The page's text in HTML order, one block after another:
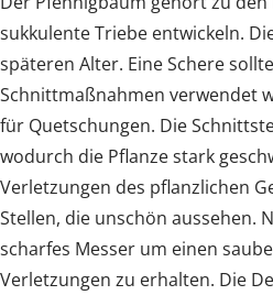
sukkulente Triebe entwickeln.
späteren Alter. Eine Schere
Schnittmaßnahmen verwendet
für Quetschungen. Die
wodurch die Pflanze stark
Verletzungen des pflanzlichen
Stellen, die unschön aussehen.
scharfes Messer um einen
Verletzungen zu erhalten. Die